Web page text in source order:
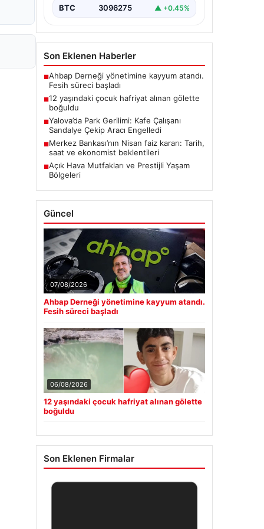
BTC 3096275 ▲ +0.45%
Son Eklenen Haberler
■Ahbap Derneği yönetimine kayyum atandı.
Fesih süreci başladı
■12 yaşındaki çocuk hafriyat alınan gölette
boğuldu
■Yalova’da Park Gerilimi: Kafe Çalışanı
Sandalye Çekip Aracı Engelledi
■Merkez Bankası’nın Nisan faiz kararı: Tarih,
saat ve ekonomist beklentileri
■Açık Hava Mutfakları ve Prestijli Yaşam
Bölgeleri
Güncel
07/08/2026
Ahbap Derneği yönetimine kayyum atandı.
Fesih süreci başladı
06/08/2026
12 yaşındaki çocuk hafriyat alınan gölette
boğuldu
Son Eklenen Firmalar